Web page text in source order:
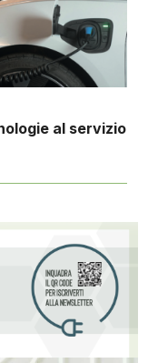
al servizio